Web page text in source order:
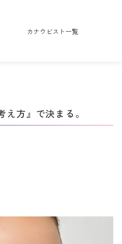
カナウビスト一覧
方』で決まる。